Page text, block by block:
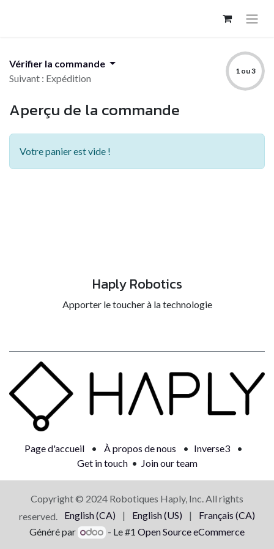
Vérifier la commande
Suivant : Expédition
1 ou 3
Aperçu de la commande
Votre panier est vide !
Haply Robotics
Apporter le toucher à la technologie
Page d'accueil • À propos de nous • Inverse3
•
Get in touch• Join our team
Copyright © 2024 Robotiques Haply, Inc. All rights
reserved.
English (CA) | English (US) |
Français (CA)
Généré par
- Le #1Open Source eCommerce